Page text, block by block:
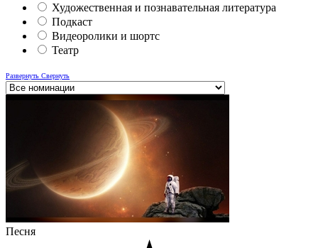
Художественная и познавательная литература
Подкаст
Видеоролики и шортс
Театр
Развернуть Свернуть
Песня